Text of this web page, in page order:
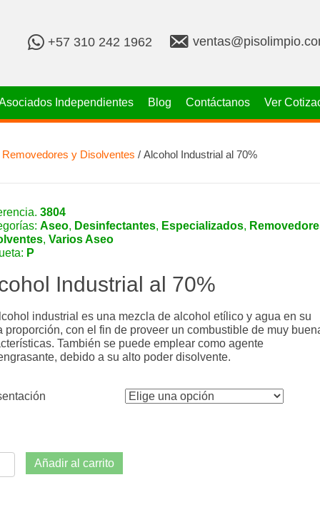
+
0
2
1
+57 310 242 1962
v
e
s
@
s
p
c
o
.
c
o
Independientes Blog Contáctanos Ver
Removedores y Disolventes / Alcohol Industrial al 70%
3804
Aseo, Desinfectantes, Especializados,
,Varios Aseo
P
Industrial al 70%
industrial es una mezcla de alcohol etílico y agua en su
proporción, con el fin de proveer un combustible de muy
También se puede emplear como agente
debido a su alto poder disolvente.
Añadir al carrito